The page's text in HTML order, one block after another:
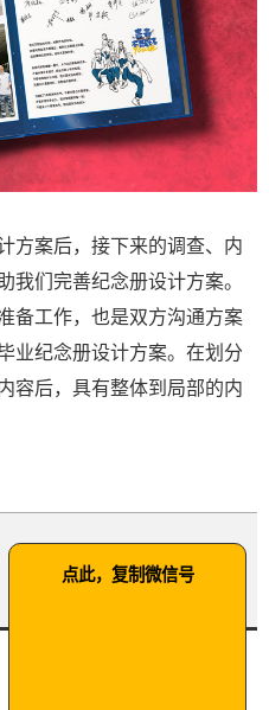
方案后，接下来的调查、内
们完善纪念册设计方案。
备工作，也是双方沟通方案
业纪念册设计方案。在划分
容后，具有整体到局部的内
点此，复制微信号